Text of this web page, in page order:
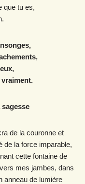
que tu es,
sagesse
de la couronne et
de la force imparable,
cette fontaine de
mes jambes, dans
anneau de lumière